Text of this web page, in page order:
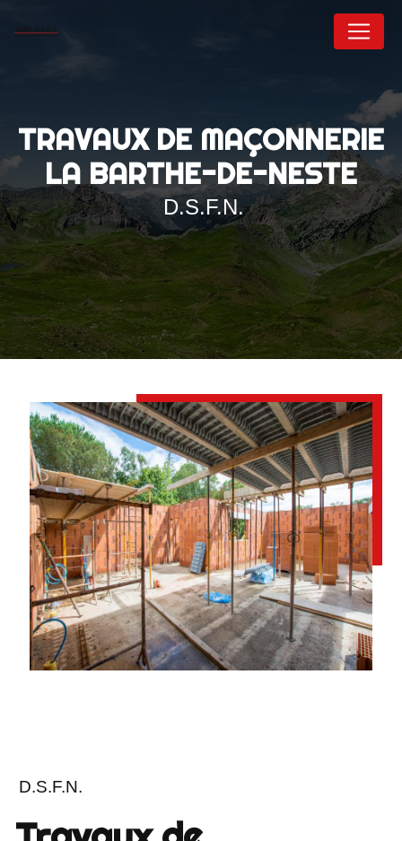
TRAVAUX DE MAÇONNERIE
LA BARTHE-DE-NESTE
D.S.F.N.
D.S.F.N.